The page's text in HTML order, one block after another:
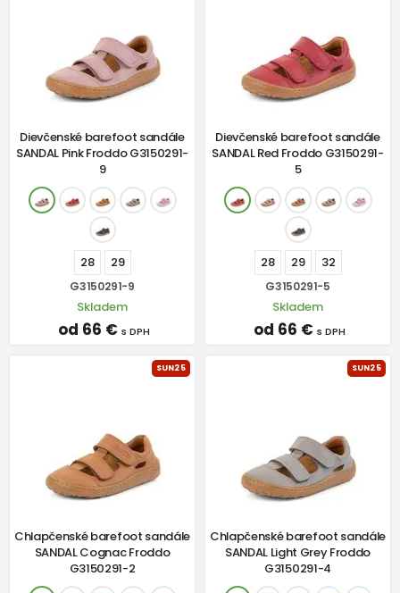
Dievčenské barefoot sandále
SANDAL Pink Froddo G3150291-
9
28 29
G3150291-9
Skladem
od 66 € s DPH
Dievčenské barefoot sandále
SANDAL Red Froddo G3150291-
5
28 29 32
G3150291-5
Skladem
od 66 € s DPH
SUN25
Chlapčenské barefoot sandále
SANDAL Cognac Froddo
G3150291-2
SUN25
Chlapčenské barefoot sandále
SANDAL Light Grey Froddo
G3150291-4